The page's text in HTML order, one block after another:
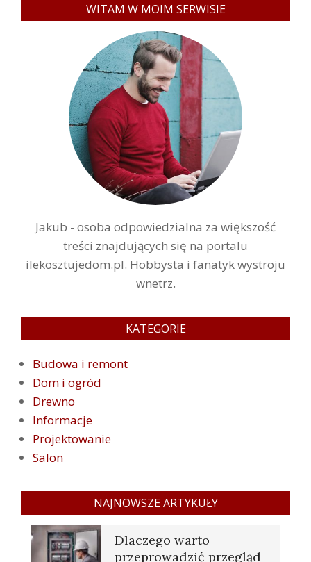
WITAM W MOIM SERWISIE
Jakub - osoba odpowiedzialna za większość
treści znajdujących się na portalu
ilekosztujedom.pl. Hobbysta i fanatyk wystroju
wnetrz.
KATEGORIE
Budowa i remont
Dom i ogród
Drewno
Informacje
Projektowanie
Salon
NAJNOWSZE ARTYKUŁY
Dlaczego warto
przeprowadzić przegląd